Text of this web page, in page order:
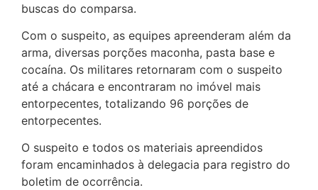
buscas do comparsa.
Com o suspeito, as equipes apreenderam além da
arma, diversas porções maconha, pasta base e
cocaína. Os militares retornaram com o suspeito
até a chácara e encontraram no imóvel mais
entorpecentes, totalizando 96 porções de
entorpecentes.
O suspeito e todos os materiais apreendidos
foram encaminhados à delegacia para registro do
boletim de ocorrência.